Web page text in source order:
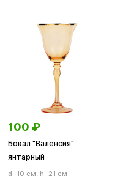
100 ₽
Бокал "Валенсия"
янтарный
d=10 см, h=21 см